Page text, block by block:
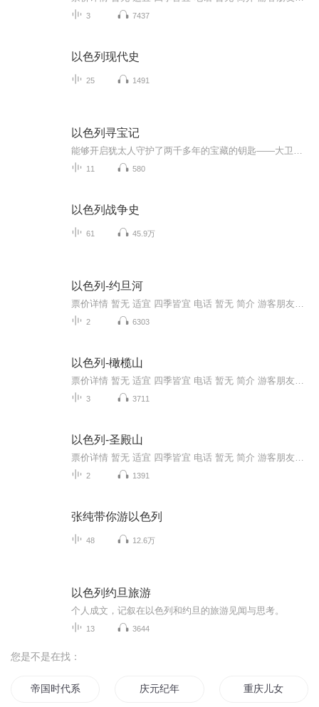
3 7437
以色列现代史
25 1491
以色列寻宝记
11 580
以色列战争史
61 45.9万
以色列-约旦河
2 6303
以色列-橄榄山
3 3711
以色列-圣殿山
2 1391
张纯带你游以色列
48 12.6万
以色列约旦旅游
个人成文，记叙在以色列和约旦的旅游见闻与思考。
13 3644
您是不是在找：
帝国时代系列 庆元纪年 重庆儿女